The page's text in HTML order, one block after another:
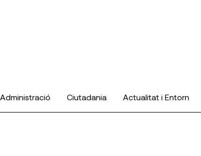
Administració Ciutadania Actualitat i Entorn